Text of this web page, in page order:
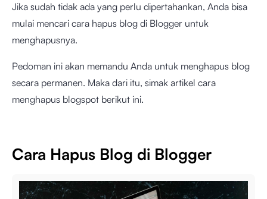
Jika sudah tidak ada yang perlu dipertahankan, Anda bisa
mulai mencari cara hapus blog di Blogger untuk
menghapusnya.
Pedoman ini akan memandu Anda untuk menghapus blog
secara permanen. Maka dari itu, simak artikel cara
menghapus blogspot berikut ini.
Cara Hapus Blog di Blogger